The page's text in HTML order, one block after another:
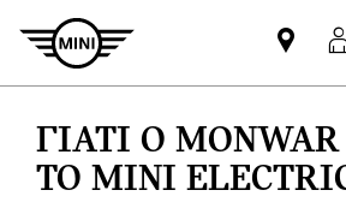
MINI
ΓΙΑΤΙ Ο
ΤΟ MINI